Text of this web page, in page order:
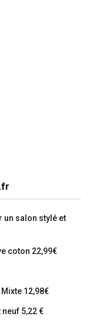
un salon stylé et
coton 22,99€
12,98€
5,22 €